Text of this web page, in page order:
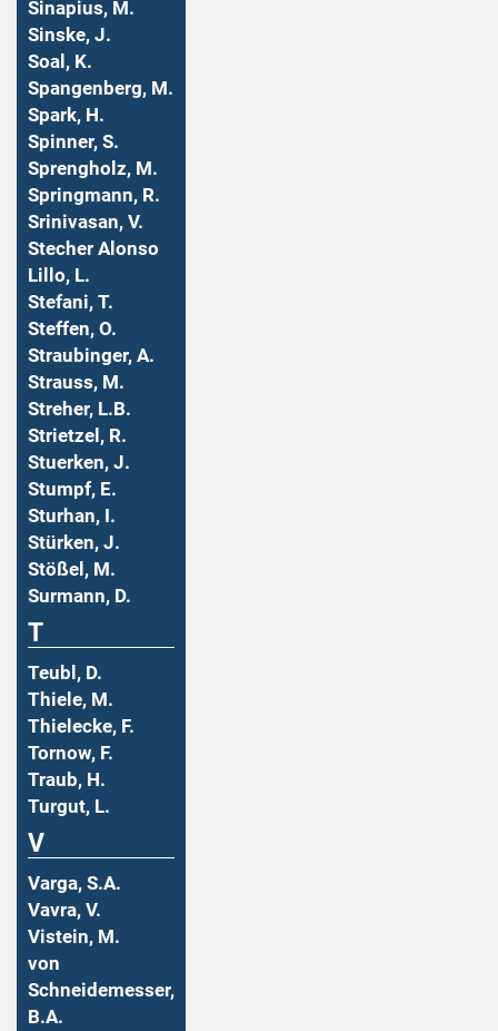
Sinapius, M.
Sinske, J.
Soal, K.
Spangenberg, M.
Spark, H.
Spinner, S.
Sprengholz, M.
Springmann, R.
Srinivasan, V.
Stecher Alonso
Lillo, L.
Stefani, T.
Steffen, O.
Straubinger, A.
Strauss, M.
Streher, L.B.
Strietzel, R.
Stuerken, J.
Stumpf, E.
Sturhan, I.
Stürken, J.
Stößel, M.
Surmann, D.
T
Teubl, D.
Thiele, M.
Thielecke, F.
Tornow, F.
Traub, H.
Turgut, L.
V
Varga, S.A.
Vavra, V.
Vistein, M.
von
Schneidemesser,
B.A.